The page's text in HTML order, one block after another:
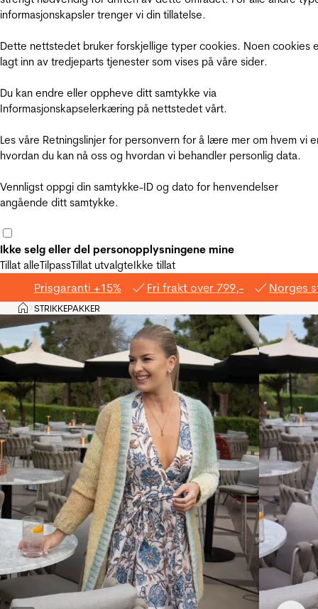
informasjonskapsler trenger vi din tillatelse.
Dette nettstedet bruker forskjellige typer cookies. Noen cookies
lagt inn av tredjeparts tjenester som vises på våre sider.
Du kan endre eller oppheve ditt samtykke via
Informasjonskapselerkæring på nettstedet vårt.
Les våre Retningslinjer for personvern for å lære mer om hvem vi
hvordan du kan nå oss og hvordan vi behandler personlig data.
Vennligst oppgi din samtykke-ID og dato for henvendelser
angående ditt samtykke.
Ikke selg eller del personopplysningene mine
Tillat alleTilpassTillat utvalgteIkke tillat
Prisgaranti +15% Fri frakt over 799,- Norges
Hjem
>STRIKKEPAKKER